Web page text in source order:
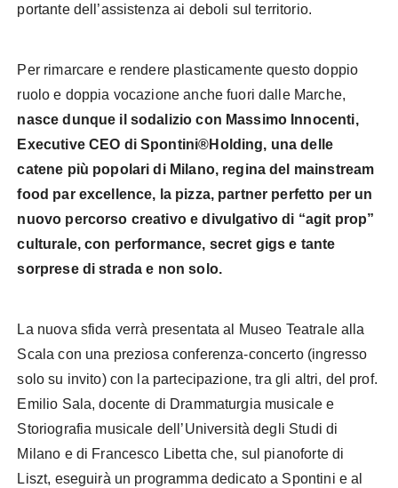
portante dell’assistenza ai deboli sul territorio.
Per rimarcare e rendere plasticamente questo doppio
ruolo e doppia vocazione anche fuori dalle Marche,
nasce dunque il sodalizio con Massimo Innocenti,
Executive CEO di Spontini®Holding, una delle
catene più popolari di Milano, regina del mainstream
food par excellence, la pizza, partner perfetto per un
nuovo percorso creativo e divulgativo di “agit prop”
culturale, con performance, secret gigs e tante
sorprese di strada e non solo.
La nuova sfida verrà presentata al Museo Teatrale alla
Scala con una preziosa conferenza-concerto (ingresso
solo su invito) con la partecipazione, tra gli altri, del prof.
Emilio Sala, docente di Drammaturgia musicale e
Storiografia musicale dell’Università degli Studi di
Milano e di Francesco Libetta che, sul pianoforte di
Liszt, eseguirà un programma dedicato a Spontini e al